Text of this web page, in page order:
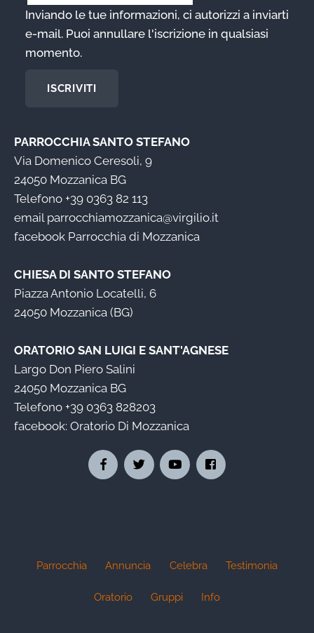
Inviando le tue informazioni, ci autorizzi a inviarti
e-mail. Puoi annullare l'iscrizione in qualsiasi
momento.
ISCRIVITI
PARROCCHIA SANTO STEFANO
Via Domenico Ceresoli, 9
24050 Mozzanica BG
Telefono +39 0363 82 113
email parrocchiamozzanica@virgilio.it
facebook Parrocchia di Mozzanica
CHIESA DI SANTO STEFANO
Piazza Antonio Locatelli, 6
24050 Mozzanica (BG)
ORATORIO SAN LUIGI E SANT'AGNESE
Largo Don Piero Salini
24050 Mozzanica BG
Telefono +39 0363 828203
facebook: Oratorio Di Mozzanica
Parrocchia Annuncia Celebra Testimonia
Oratorio Gruppi Info